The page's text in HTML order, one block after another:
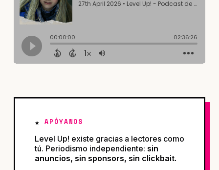
APÓYANOS
Level Up! existe gracias a lectores como
tú. Periodismo independiente: sin
anuncios, sin sponsors, sin clickbait.